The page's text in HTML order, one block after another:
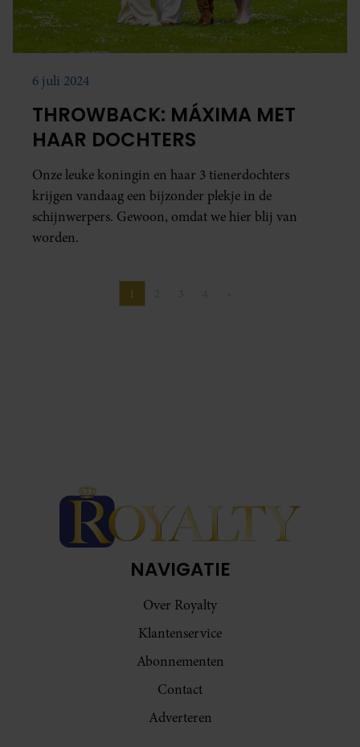
6 juli 2024
THROWBACK: MÁXIMA MET
HAAR DOCHTERS
Onze leuke koningin en haar 3 tienerdochters
krijgen vandaag een bijzonder plekje in de
schijnwerpers. Gewoon, omdat we hier blij van
worden.
Pagina
1
NAVIGATIE
Over Royalty
Klantenservice
Abonnementen
Contact
Adverteren